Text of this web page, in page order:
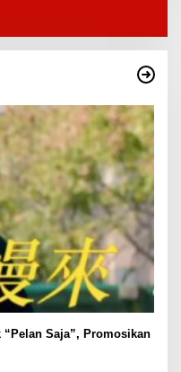
Saja”, Promosikan